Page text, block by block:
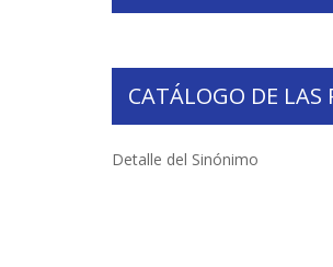
CATÁLOGO DE LAS
Detalle del Sinónimo